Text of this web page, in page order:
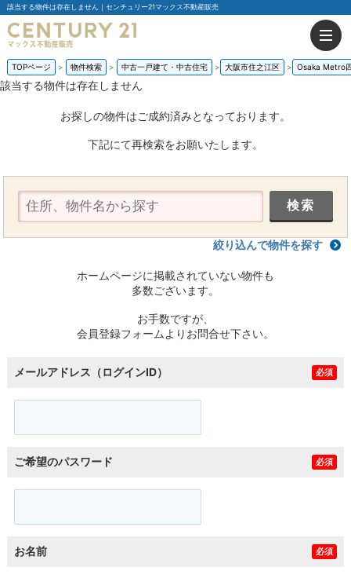
該当する物件は存在しません｜センチュリー21マックス不動産販売
TOPページ 物件検索 中古一戸建て・中古住宅 大阪市住之江区 Osaka Metro
該当する物件は存在しません
お探しの物件はご成約済みとなっております。
下記にて再検索をお願いたします。
絞り込んで物件を探す
ホームページに掲載されていない物件も
多数ございます。
お手数ですが、
会員登録フォームよりお問合せ下さい。
メールアドレス（ログインID） 必須
ご希望のパスワード 必須
お名前 必須